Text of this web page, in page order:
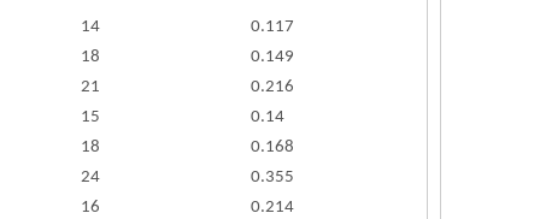
14
0.117
18
0.149
21
0.216
15
0.14
18
0.168
24
0.355
16
0.214